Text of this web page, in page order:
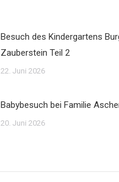
Besuch des Kindergartens
Zauberstein Teil 2
22. Juni 2026
Babybesuch bei Familie
20. Juni 2026